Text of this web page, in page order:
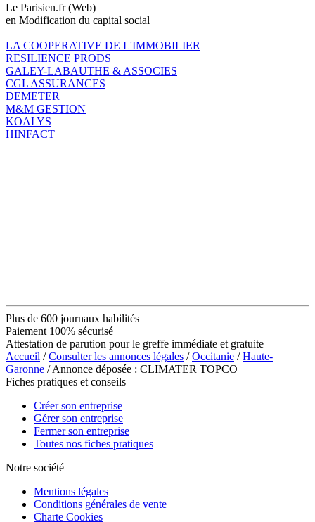
Le Parisien.fr (Web)
en Modification du capital social
LA COOPERATIVE DE L'IMMOBILIER
RESILIENCE PRODS
GALEY-LABAUTHE & ASSOCIES
CGL ASSURANCES
DEMETER
M&M GESTION
KOALYS
HINFACT
Plus de 600 journaux habilités
Paiement 100% sécurisé
Attestation de parution pour le greffe immédiate et gratuite
Accueil /Consulter les annonces légales /Occitanie /Haute-
Garonne / Annonce déposée : CLIMATER TOPCO
Fiches pratiques et conseils
Créer son entreprise
Gérer son entreprise
Fermer son entreprise
Toutes nos fiches pratiques
Notre société
Mentions légales
Conditions générales de vente
Charte Cookies